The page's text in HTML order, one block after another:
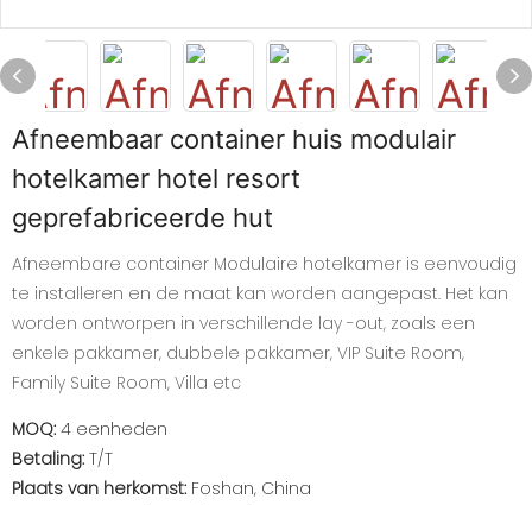
Afneembaar container huis modulair
hotelkamer hotel resort
geprefabriceerde hut
Afneembare container Modulaire hotelkamer is eenvoudig
te installeren en de maat kan worden aangepast. Het kan
worden ontworpen in verschillende lay -out, zoals een
enkele pakkamer, dubbele pakkamer, VIP Suite Room,
Family Suite Room, Villa etc
MOQ: 4 eenheden
Betaling: T/T
Plaats van herkomst: Foshan, China